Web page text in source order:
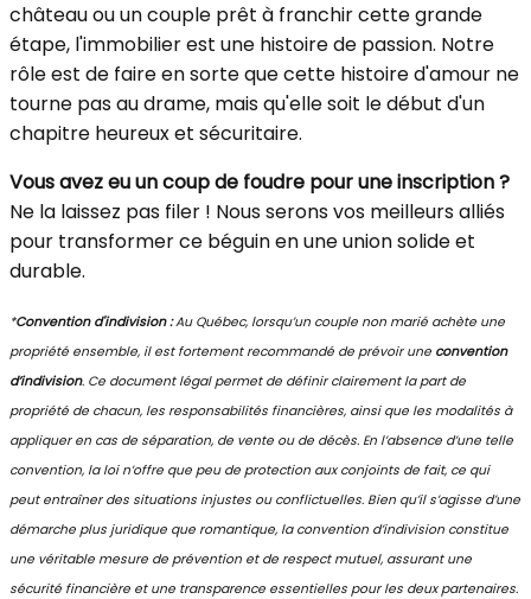
château ou un couple prêt à franchir cette grande
étape, l'immobilier est une histoire de passion. Notre
rôle est de faire en sorte que cette histoire d'amour ne
tourne pas au drame, mais qu'elle soit le début d'un
chapitre heureux et sécuritaire.
Vous avez eu un coup de foudre pour une inscription ?
Ne la laissez pas filer ! Nous serons vos meilleurs alliés
pour transformer ce béguin en une union solide et
durable.
*Convention d'indivision :Au Québec, lorsqu’un couple non marié achète une
propriété ensemble, il est fortement recommandé de prévoir une convention
d’indivision. Ce document légal permet de définir clairement la part de
propriété de chacun, les responsabilités financières, ainsi que les modalités à
appliquer en cas de séparation, de vente ou de décès. En l’absence d’une telle
convention, la loi n’offre que peu de protection aux conjoints de fait, ce qui
peut entraîner des situations injustes ou conflictuelles. Bien qu’il s’agisse d’une
démarche plus juridique que romantique, la convention d’indivision constitue
une véritable mesure de prévention et de respect mutuel, assurant une
sécurité financière et une transparence essentielles pour les deux partenaires.